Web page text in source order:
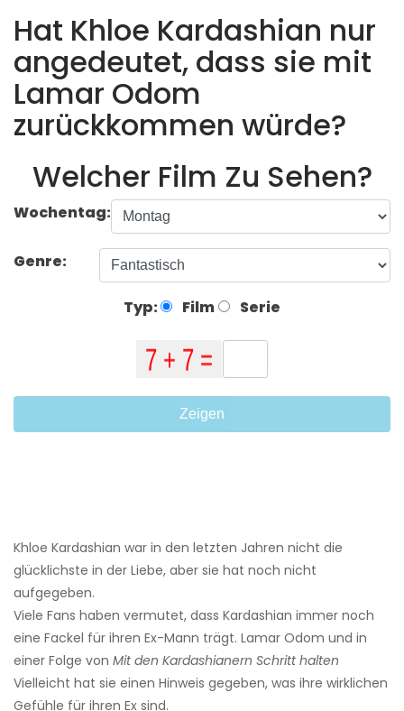
Hat Khloe Kardashian nur
angedeutet, dass sie mit
Lamar Odom
zurückkommen würde?
Welcher Film Zu Sehen?
Wochentag:
Genre:
Typ: Film Serie
Zeigen
Khloe Kardashian war in den letzten Jahren nicht die
glücklichste in der Liebe, aber sie hat noch nicht
aufgegeben.
Viele Fans haben vermutet, dass Kardashian immer noch
eine Fackel für ihren Ex-Mann trägt. Lamar Odom und in
einer Folge von Mit den Kardashianern Schritt halten
Vielleicht hat sie einen Hinweis gegeben, was ihre wirklichen
Gefühle für ihren Ex sind.